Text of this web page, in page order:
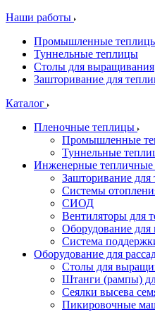
Наши работы
Промышленные
Туннельные теплицы
Столы для выращивания
Зашторивание для
Каталог
Пленочные теплицы
Промышленные
Туннельные
Инженерные тепличные
Зашторивание для
Системы
СИОД
Вентиляторы для
Оборудование для
Система
Оборудование для
Столы для
Штанги (рампы)
Сеялки высева
Пикировочные